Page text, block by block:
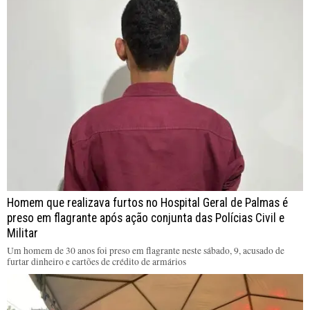
Homem que realizava furtos no Hospital Geral de Palmas é
preso em flagrante após ação conjunta das Polícias Civil e
Militar
Um homem de 30 anos foi preso em flagrante neste sábado, 9, acusado de
furtar dinheiro e cartões de crédito de armários